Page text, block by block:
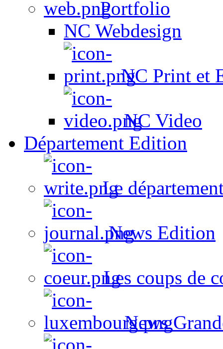
Portfolio
NC Webdesign
NC Print et
NC Video
Département Edition
Le
News Edition
Les coups de
News